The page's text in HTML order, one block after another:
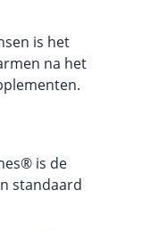
is het
na het
is de
standaard